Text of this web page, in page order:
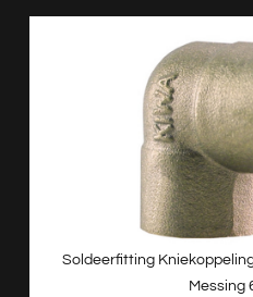
Soldeerfitting
Messing